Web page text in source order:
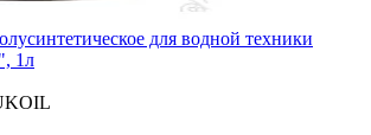
для водной техники
1л